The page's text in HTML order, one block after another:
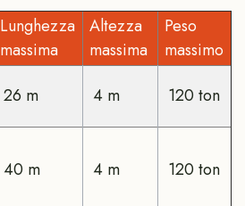
Lunghezza
massima
Altezza
massima
Peso
massimo
26 m 4 m 120 ton
40 m 4 m 120 ton